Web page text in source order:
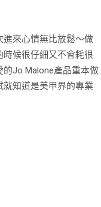
進來心情無比放鬆～做
候很仔細又不會耗很
Jo Malone產品重本做
知道是美甲界的專業